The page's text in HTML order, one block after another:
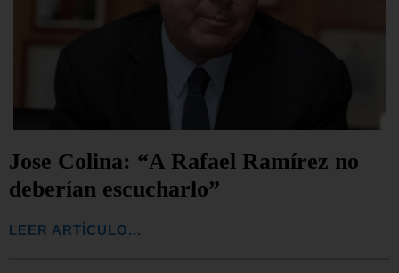
Jose Colina: “A Rafael Ramírez no
deberían escucharlo”
LEER ARTÍCULO...